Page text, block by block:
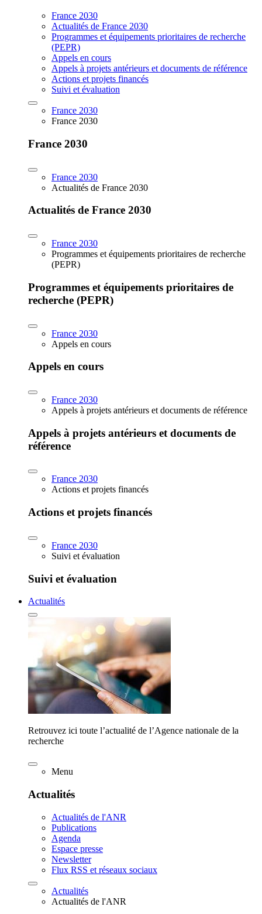
France 2030
Actualités de France 2030
Programmes et équipements prioritaires de recherche
(PEPR)
Appels en cours
Appels à projets antérieurs et documents de référence
Actions et projets financés
Suivi et évaluation
France 2030
France 2030
France 2030
France 2030
Actualités de France 2030
Actualités de France 2030
France 2030
Programmes et équipements prioritaires de recherche
(PEPR)
Programmes et équipements prioritaires de
recherche (PEPR)
France 2030
Appels en cours
Appels en cours
France 2030
Appels à projets antérieurs et documents de référence
Appels à projets antérieurs et documents de
référence
France 2030
Actions et projets financés
Actions et projets financés
France 2030
Suivi et évaluation
Suivi et évaluation
Actualités
Retrouvez ici toute l’actualité de l’Agence nationale de la
recherche
Menu
Actualités
Actualités de l'ANR
Publications
Agenda
Espace presse
Newsletter
Flux RSS et réseaux sociaux
Actualités
Actualités de l'ANR